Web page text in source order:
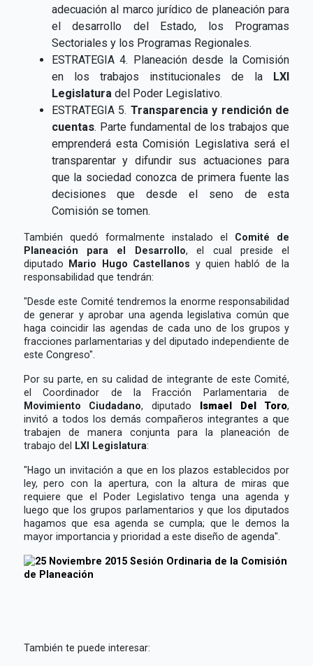
adecuación al marco jurídico de planeación para
el desarrollo del Estado, los Programas
Sectoriales y los Programas Regionales.
ESTRATEGIA 4. Planeación desde la Comisión
en los trabajos institucionales de la LXI
Legislatura del Poder Legislativo.
ESTRATEGIA 5. Transparencia y rendición de
cuentas. Parte fundamental de los trabajos que
emprenderá esta Comisión Legislativa será el
transparentar y difundir sus actuaciones para
que la sociedad conozca de primera fuente las
decisiones que desde el seno de esta
Comisión se tomen.
También quedó formalmente instalado el Comité de
Planeación para el Desarrollo, el cual preside el
diputado Mario Hugo Castellanos y quien habló de la
responsabilidad que tendrán:
"Desde este Comité tendremos la enorme responsabilidad
de generar y aprobar una agenda legislativa común que
haga coincidir las agendas de cada uno de los grupos y
fracciones parlamentarias y del diputado independiente de
este Congreso".
Por su parte, en su calidad de integrante de este Comité,
el Coordinador de la Fracción Parlamentaria de
Movimiento Ciudadano, diputado Ismael Del Toro,
invitó a todos los demás compañeros integrantes a que
trabajen de manera conjunta para la planeación de
trabajo del LXI Legislatura:
"Hago un invitación a que en los plazos establecidos por
ley, pero con la apertura, con la altura de miras que
requiere que el Poder Legislativo tenga una agenda y
luego que los grupos parlamentarios y que los diputados
hagamos que esa agenda se cumpla; que le demos la
mayor importancia y prioridad a este diseño de agenda".
También te puede interesar: